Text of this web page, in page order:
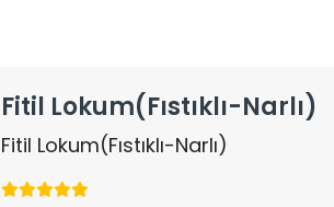
Fitil Lokum(Fıstıklı-Narlı)
Fitil Lokum(Fıstıklı-Narlı)